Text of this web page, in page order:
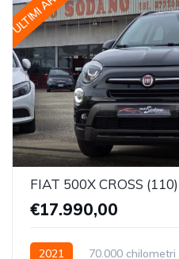
FIAT 500X CROSS (110)
€17.990,00
2021 70.000 chilometri